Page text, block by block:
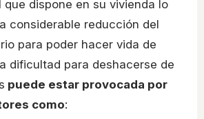
que dispone en su vivienda lo
considerable reducción del
para poder hacer vida de
dificultad para deshacerse de
puede estar provocada por
como: